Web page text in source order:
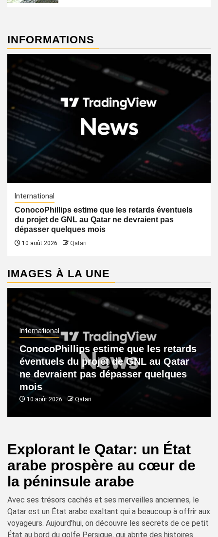
INFORMATIONS
International
ConocoPhillips estime que les retards éventuels
du projet de GNL au Qatar ne devraient pas
dépasser quelques mois
10 août 2026 Qatari
IMAGES À LA UNE
International
ConocoPhillips estime que les retards
éventuels du projet de GNL au Qatar
ne devraient pas dépasser quelques
mois
10 août 2026 Qatari
Explorant le Qatar: un État
arabe prospère au cœur de
la péninsule arabe
Avec ses trésors cachés et ses merveilles anciennes, le
Qatar est un État arabe exaltant qui a beaucoup à offrir aux
voyageurs. Aujourd'hui, on découvre les secrets de ce petit
État au bord du golfe Persique, qui abrite des histoires